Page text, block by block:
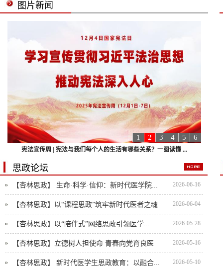
图片新闻
1 2 3 4 5 6
宪法宣传周 | 宪法与我们每个人的生活有哪些关系？一图读懂 ...
思政论坛
2026-06-16
【杏林思政】 生命·科学·信仰：新时代医学院...
2026-06-04
【杏林思政】以“课程思政”筑牢新时代医者之魂
2026-05-28
【杏林思政】以“陪伴式”网络思政引领医学...
2026-05-16
【杏林思政】立德树人担使命 青春向党育良医
2026-05-10
【杏林思政】 新时代医学生思政教育：以融合...